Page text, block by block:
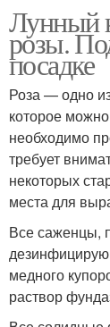
Лунный
розы.
посадке
Роза — одно
которое
необходимо
требует
некоторых
места для
Все саженцы,
медного
раствор